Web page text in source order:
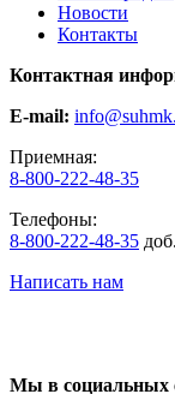
Новости
Контакты
Контактная
E-mail:
Приемная:
8-800-222-48-35
Телефоны:
8-800-222-48-35
Написать нам
Мы в социальных